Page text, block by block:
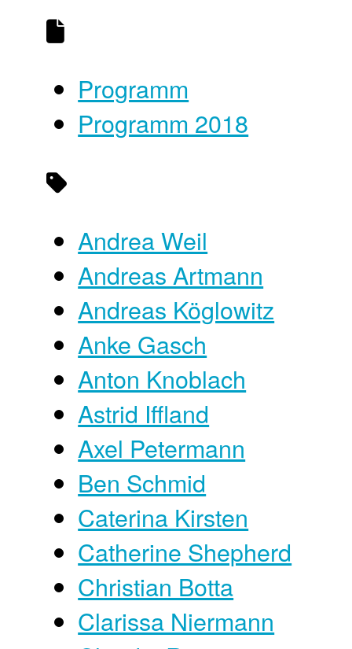
Programm
Programm 2018
Andrea Weil
Andreas Artmann
Andreas Köglowitz
Anke Gasch
Anton Knoblach
Astrid Iffland
Axel Petermann
Ben Schmid
Caterina Kirsten
Catherine Shepherd
Christian Botta
Clarissa Niermann